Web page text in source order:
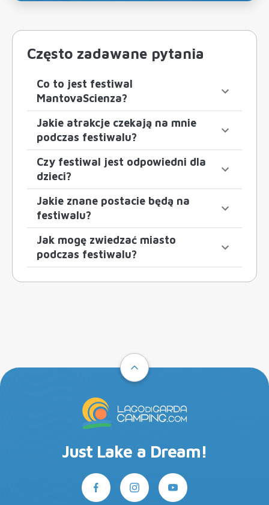
Często zadawane pytania
Co to jest festiwal
MantovaScienza?
Jakie atrakcje czekają na mnie
podczas festiwalu?
Czy festiwal jest odpowiedni dla
dzieci?
Jakie znane postacie będą na
festiwalu?
Jak mogę zwiedzać miasto
podczas festiwalu?
Just Lake a Dream!